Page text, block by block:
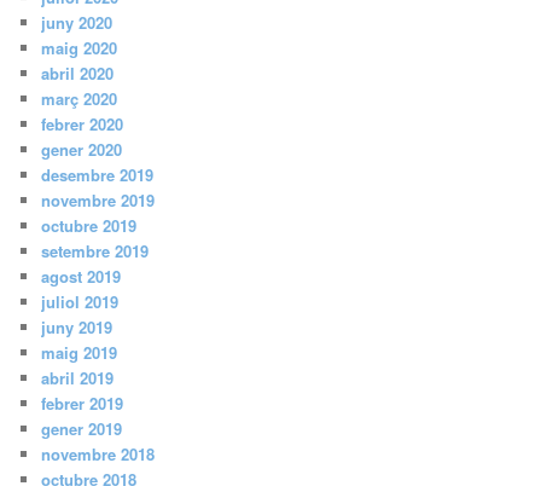
juny 2020
maig 2020
abril 2020
març 2020
febrer 2020
gener 2020
desembre 2019
novembre 2019
octubre 2019
setembre 2019
agost 2019
juliol 2019
juny 2019
maig 2019
abril 2019
febrer 2019
gener 2019
novembre 2018
octubre 2018